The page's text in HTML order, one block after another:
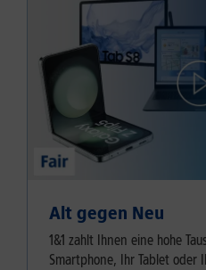
Alt gegen Neu
1&1 zahlt Ihnen eine hohe
Smartphone, Ihr Tablet oder